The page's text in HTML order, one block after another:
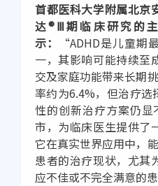
首都医科大学附属北京
达®Ⅲ期临床研究的
示：
“ADHD是儿童期
一，其影响可能持续至
交及家庭功能带来长期
率约为6.4%，但治疗选
性的创新治疗方案仍
市，为临床医生提供了
它在真实世界应用中，
患者的治疗现状，尤其
应不佳或不完全满意的